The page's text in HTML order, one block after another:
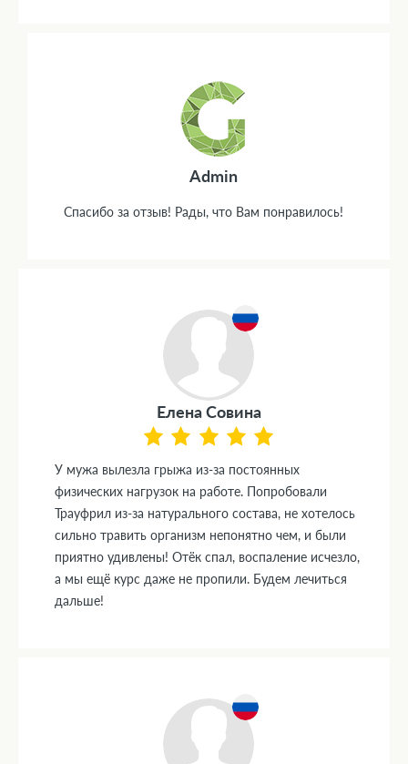
Admin
Спасибо за отзыв! Рады, что Вам понравилось!
Елена Совина
У мужа вылезла грыжа из-за постоянных
физических нагрузок на работе. Попробовали
Трауфрил из-за натурального состава, не хотелось
сильно травить организм непонятно чем, и были
приятно удивлены! Отёк спал, воспаление исчезло,
а мы ещё курс даже не пропили. Будем лечиться
дальше!